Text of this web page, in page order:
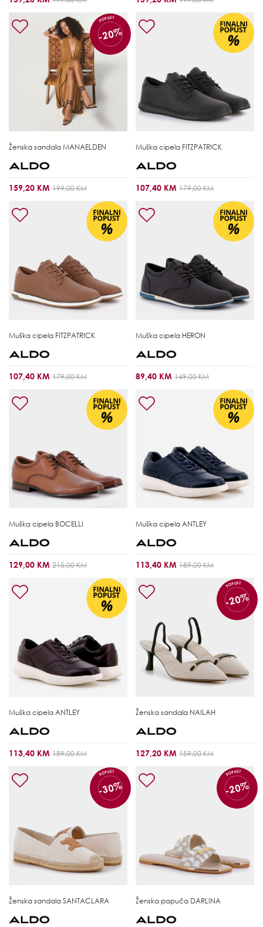
POPUST
-20%
Ženska sandala MANAELDEN
159,20 KM 199,00 KM
Muška cipela FITZPATRICK
107,40 KM 179,00 KM
Muška cipela FITZPATRICK
107,40 KM 179,00 KM
Muška cipela HERON
89,40 KM 149,00 KM
Muška cipela BOCELLI
129,00 KM 215,00 KM
Muška cipela ANTLEY
113,40 KM 189,00 KM
Muška cipela ANTLEY
113,40 KM 189,00 KM
POPUST
-20%
Ženska sandala NAILAH
127,20 KM 159,00 KM
POPUST
-30%
Ženska sandala SANTACLARA
POPUST
-20%
Ženska papuča DARLINA